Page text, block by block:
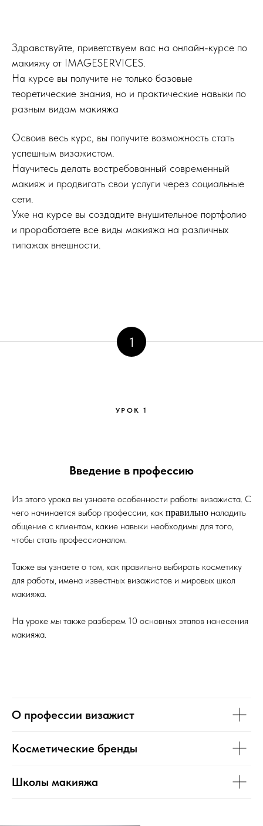
Здравствуйте, приветствуем вас на онлайн-курсе по
макияжу от IMAGESERVICES.
На курсе вы получите не только базовые
теоретические знания, но и практические навыки по
разным видам макияжа
Освоив весь курс, вы получите возможность стать
успешным визажистом.
Научитесь делать востребованный современный
макияж и продвигать свои услуги через социальные
сети.
Уже на курсе вы создадите внушительное портфолио
и проработаете все виды макияжа на различных
типажах внешности.
1
УРОК 1
Введение в профессию
Из этого урока вы узнаете особенности работы визажиста. С
чего начинается выбор профессии, как правильно наладить
общение с клиентом, какие навыки необходимы для того,
чтобы стать профессионалом.
Также вы узнаете о том, как правильно выбирать косметику
для работы, имена известных визажистов и мировых школ
макияжа.
На уроке мы также разберем 10 основных этапов нанесения
макияжа.
О профессии визажист
Косметические бренды
Школы макияжа